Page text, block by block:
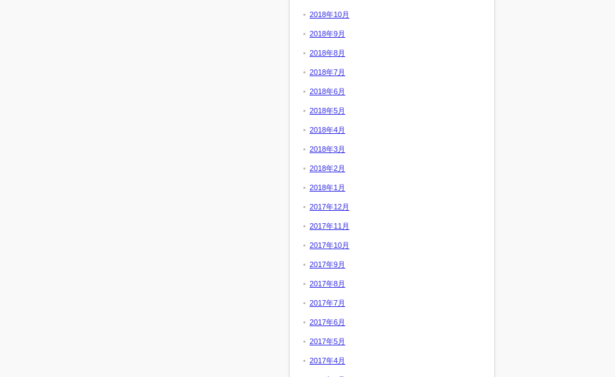
2018年10月
2018年9月
2018年8月
2018年7月
2018年6月
2018年5月
2018年4月
2018年3月
2018年2月
2018年1月
2017年12月
2017年11月
2017年10月
2017年9月
2017年8月
2017年7月
2017年6月
2017年5月
2017年4月